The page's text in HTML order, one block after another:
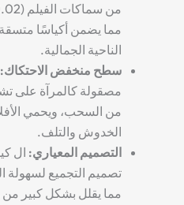
مما يضمن أكياسًا
الناحية الجمالية.
سطح منخفض الاحتكاك:
مصقولة كالمرآة على
من السحب، ويحمي
الخدوش والتلف.
التصميم المعياري: ال
تصميم التجميع لسهولة
مما يقلل بشكل كبير